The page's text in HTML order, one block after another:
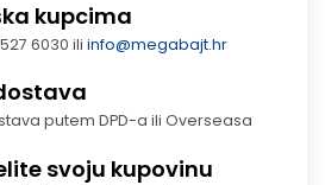
kupcima
6030 iliinfo@megabajt.hr
putem DPD-a ili Overseasa
svoju kupovinu